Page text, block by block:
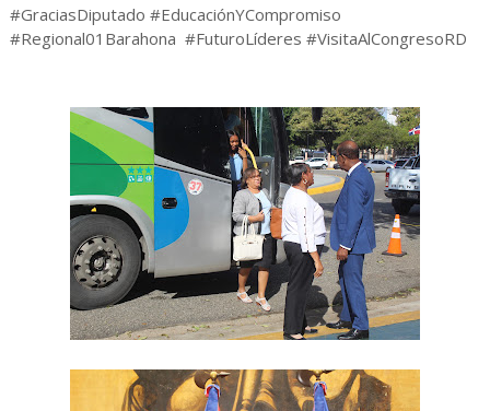
#GraciasDiputado #EducaciónYCompromiso
#Regional01Barahona #FuturoLíderes #VisitaAlCongresoRD